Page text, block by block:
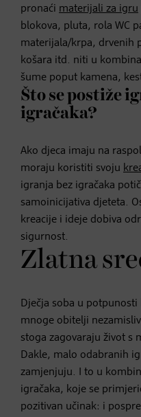
pronaći materijali za igru
blokova, pluta, rola WC
materijala/krpa, drvenih
košara itd. niti u
šume poput kamena,
Što se postiže
igračaka?
Ako djeca imaju na
moraju koristiti svoju
igranja bez igračaka
samoinicijativa djeteta.
kreacije i ideje dobiva
sigurnost.
Zlatna
Dječja soba u
mnoge obitelji
stoga zagovaraju život s
Dakle, malo odabranih
zamjenjuju. I to u
igračaka, koje se
pozitivan učinak: i